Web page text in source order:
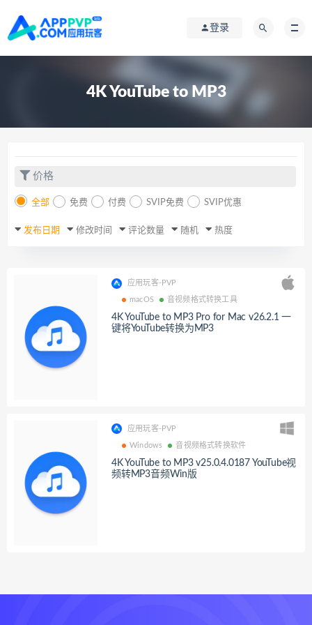
登录
4K YouTube to MP3
价格
全部 免费 付费 SVIP免费 SVIP优惠
发布日期 修改时间 评论数量 随机 热度
应用玩客-PVP
macOS 音视频格式转换工具
4K YouTube to MP3 Pro for Mac v26.2.1 一
键将YouTube转换为MP3
应用玩客-PVP
Windows 音视频格式转换软件
4K YouTube to MP3 v25.0.4.0187 YouTube视
频转MP3音频Win版